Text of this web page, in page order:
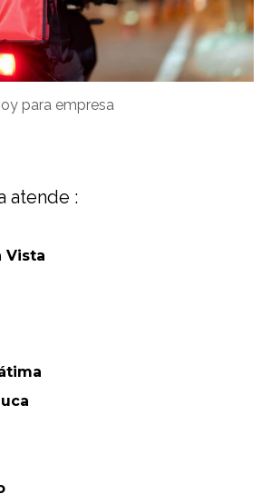
para empresa
atende :
Vista